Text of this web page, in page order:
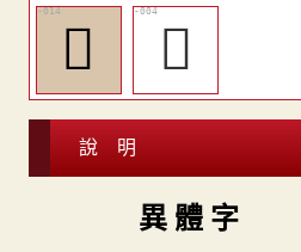
󶘥 󶘝
說 明
異 體 字